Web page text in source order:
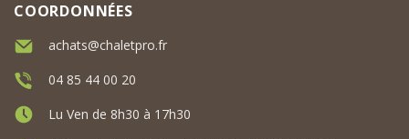
COORDONNÉES
achats@chaletpro.fr
04 85 44 00 20
Lu Ven de 8h30 à 17h30